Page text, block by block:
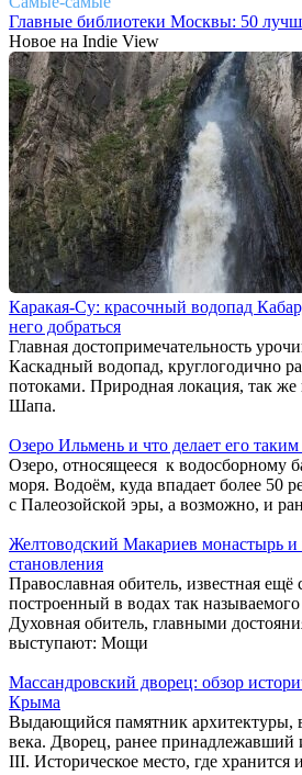
Главные библиотеки Москвы: 50
Новое на Indie View
Каракая-Су: красочный водопад
него добраться
Главная достопримечательность
Каскадный водопад, круглогодично
потоками. Природная локация, так же
Шапа.
Озеро Ильмень и что делает его
Озеро, относящееся к водосборному
моря. Водоём, куда впадает более 50
с Палеозойской эры, а возможно, и
Желтоводский Макариев монастырь и
становления
Православная обитель, известная
построенный в водах так
Духовная обитель, главными
выступают: Мощи
Массандровский дворец: обзор
Крыма
Выдающийся памятник архитектуры,
века. Дворец, ранее принадлежавший
III. Историческое место, где хранится